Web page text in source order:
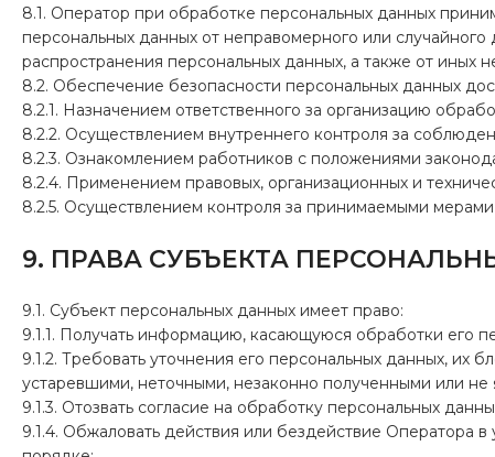
8.1. Оператор при обработке персональных данных
персональных данных от неправомерного или
распространения персональных данных, а также от
8.2. Обеспечение безопасности персональных данных
8.2.1. Назначением ответственного за организацию
8.2.2. Осуществлением внутреннего контроля за
8.2.3. Ознакомлением работников с положениями
8.2.4. Применением правовых, организационных и
8.2.5. Осуществлением контроля за принимаемыми
9. ПРАВА СУБЪЕКТА
9.1. Субъект персональных данных имеет право:
9.1.1. Получать информацию, касающуюся обработки его
9.1.2. Требовать уточнения его персональных данных,
устаревшими, неточными, незаконно полученными или
9.1.3. Отозвать согласие на обработку персональных
9.1.4. Обжаловать действия или бездействие Оператора